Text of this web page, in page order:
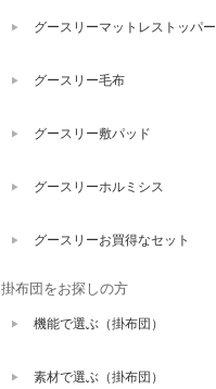
グースリーマットレストッパー
グースリー毛布
グースリー敷パッド
グースリーホルミシス
グースリーお買得なセット
掛布団をお探しの方
機能で選ぶ（掛布団）
素材で選ぶ（掛布団）